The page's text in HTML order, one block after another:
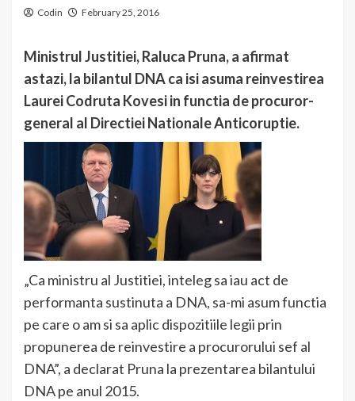
Codin February 25, 2016
Ministrul Justitiei, Raluca Pruna, a afirmat
astazi, la bilantul DNA ca isi asuma reinvestirea
Laurei Codruta Kovesi in functia de procuror-
general al Directiei Nationale Anticoruptie.
„Ca ministru al Justitiei, inteleg sa iau act de
performanta sustinuta a DNA, sa-mi asum functia
pe care o am si sa aplic dispozitiile legii prin
propunerea de reinvestire a procurorului sef al
DNA”, a declarat Pruna la prezentarea bilantului
DNA pe anul 2015.